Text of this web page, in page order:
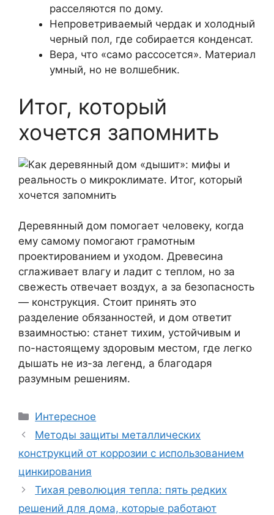
расселяются по дому.
Непроветриваемый чердак и холодный
черный пол, где собирается конденсат.
Вера, что «само рассосется». Материал
умный, но не волшебник.
Итог, который
хочется запомнить
Деревянный дом помогает человеку, когда
ему самому помогают грамотным
проектированием и уходом. Древесина
сглаживает влагу и ладит с теплом, но за
свежесть отвечает воздух, а за безопасность
— конструкция. Стоит принять это
разделение обязанностей, и дом ответит
взаимностью: станет тихим, устойчивым и
по-настоящему здоровым местом, где легко
дышать не из-за легенд, а благодаря
разумным решениям.
Рубрики
Интересное
Методы защиты металлических
конструкций от коррозии с использованием
цинкирования
Тихая революция тепла: пять редких
решений для дома, которые работают